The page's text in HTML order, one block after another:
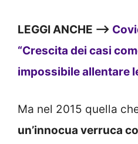
LEGGI ANCHE –>
“Crescita dei casi
impossibile allentare
Ma nel 2015 quella
un’innocua verruca